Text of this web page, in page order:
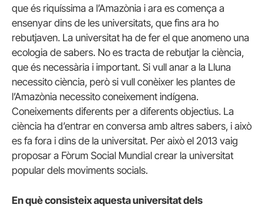
que és riquíssima a l’Amazònia i ara es comença a
ensenyar dins de les universitats, que fins ara ho
rebutjaven. La universitat ha de fer el que anomeno una
ecologia de sabers. No es tracta de rebutjar la ciència,
que és necessària i important. Si vull anar a la Lluna
necessito ciència, però si vull conèixer les plantes de
l’Amazònia necessito coneixement indígena.
Coneixements diferents per a diferents objectius. La
ciència ha d’entrar en conversa amb altres sabers, i això
es fa fora i dins de la universitat. Per això el 2013 vaig
proposar a Fòrum Social Mundial crear la universitat
popular dels moviments socials.
En què consisteix aquesta universitat dels